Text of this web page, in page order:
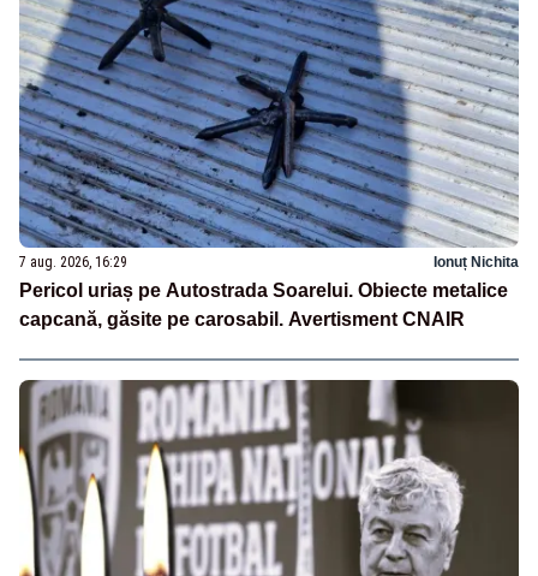
7 aug. 2026, 16:29 Ionuț Nichita
Pericol uriaș pe Autostrada Soarelui. Obiecte metalice
capcană, găsite pe carosabil. Avertisment CNAIR